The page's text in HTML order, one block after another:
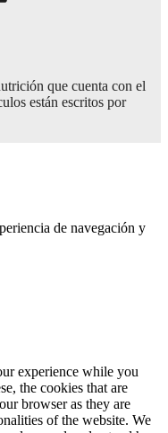
que cuenta con el
están escritos por
de navegación y
experience while you
the cookies that are
browser as they are
of the website. We